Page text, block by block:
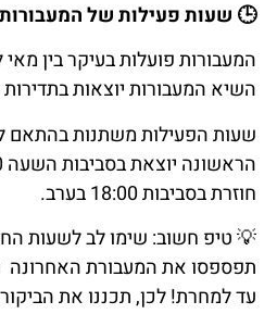
🕒 שעותפעילותשלהמעבורות
המעבורות פועלות בעיקר בין
השיא המעבורות יוצאות בתדירות
שעות הפעילות משתנות בהתאם
חוזרת בסביבות 18:00 בערב.
💡טיפ חשוב: שימו לב לשעות
תפספסו את המעבורת
עד למחרת! לכן, תכננו את